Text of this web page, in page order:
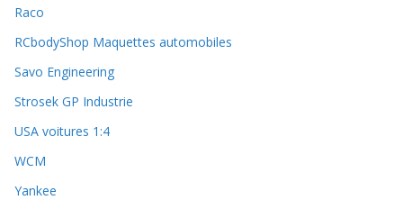
Raco
RCbodyShop Maquettes automobiles
Savo Engineering
Strosek GP Industrie
USA voitures 1:4
WCM
Yankee